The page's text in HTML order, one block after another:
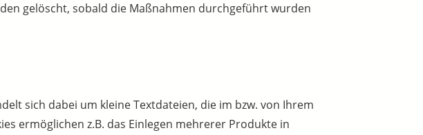
gelöscht, sobald die Maßnahmen durchgeführt wurden
sich dabei um kleine Textdateien, die im bzw. von Ihrem
ermöglichen z.B. das Einlegen mehrerer Produkte in